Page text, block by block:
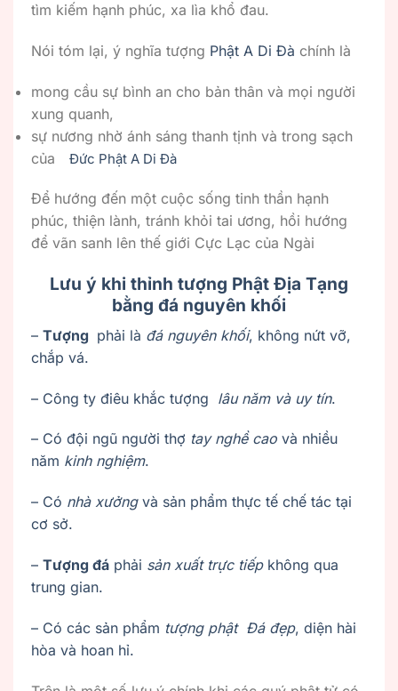
tìm kiếm hạnh phúc, xa lìa khổ đau.
Nói tóm lại, ý nghĩa tượng Phật A Di Đà chính là
mong cầu sự bình an cho bản thân và mọi người
xung quanh,
sự nương nhờ ánh sáng thanh tịnh và trong sạch
của
Đức Phật A Di Đà
Để hướng đến một cuộc sống tinh thần hạnh
phúc, thiện lành, tránh khỏi tai ương, hồi hướng
để vãn sanh lên thế giới Cực Lạc của Ngài
Lưu ý khi thỉnh tượng Phật Địa Tạng
bằng đá nguyên khối
– Tượng phải là đá nguyên khối, không nứt vỡ,
chắp vá.
– Công ty điêu khắc tượng lâu năm và uy tín.
– Có đội ngũ người thợ tay nghề cao và nhiều
năm kinh nghiệm.
– Có nhà xưởngvà sản phẩm thực tế chế tác tại
cơ sở.
– Tượng đá phải sản xuất trực tiếpkhông qua
trung gian.
– Có các sản phẩm tượng phật Đá đẹp, diện hài
hòa và hoan hỉ.